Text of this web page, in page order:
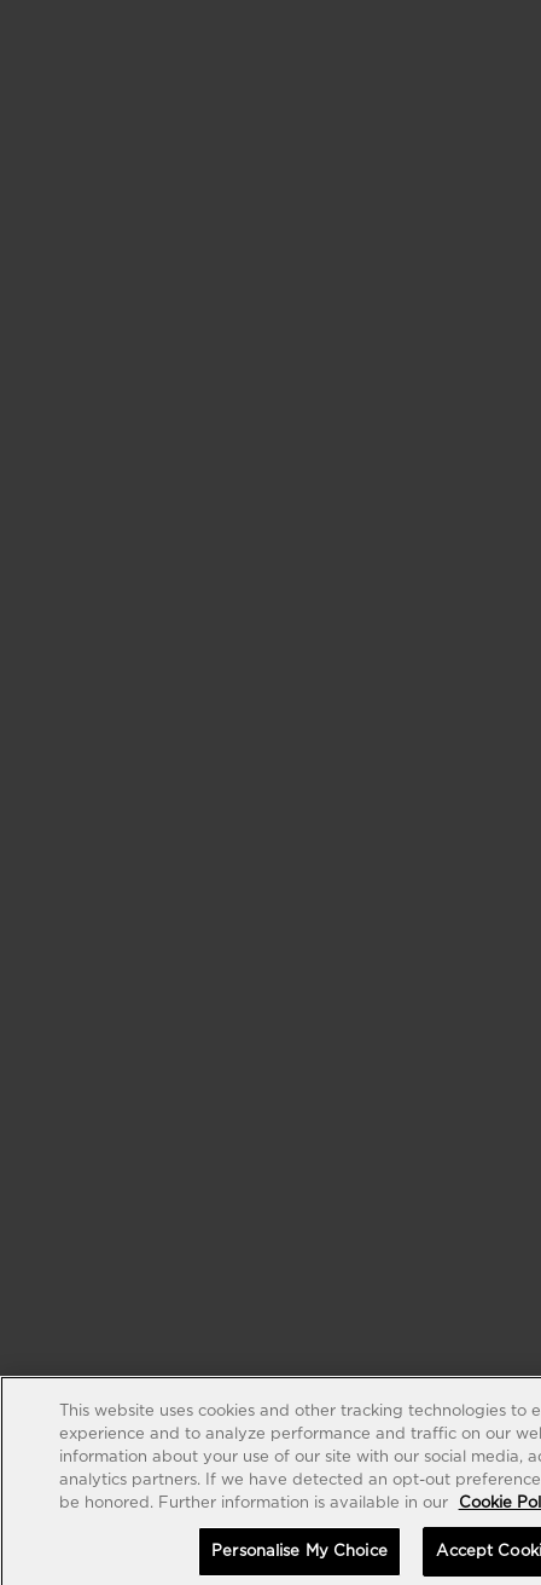
This website uses cookies and other tracking technologies to
experience and to analyze performance and traffic on our
information about your use of our site with our social media,
analytics partners. If we have detected an opt-out
be honored. Further information is available in our
Cookie
Personalise My Choice Accept